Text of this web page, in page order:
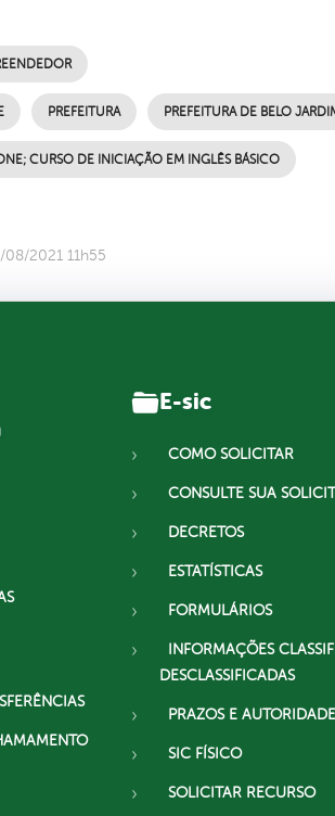
PREFEITURA PREFEITURA DE BELO
CURSO DE INICIAÇÃO EM INGLÊS BÁSICO
2021 11h55
E-sic
COMO SOLICITAR
CONSULTE SUA
DECRETOS
ESTATÍSTICAS
FORMULÁRIOS
INFORMAÇÕES
DESCLASSIFICADAS
PRAZOS E
SIC FÍSICO
SOLICITAR RECURSO